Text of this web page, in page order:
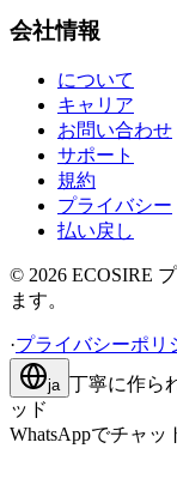
会社情報
について
キャリア
お問い合わせ
サポート
規約
プライバシー
払い戻し
© 2026 ECOSIRE
ます。
·プライバシーポリ
ja 丁寧に作ら
ッド
WhatsAppでチャッ